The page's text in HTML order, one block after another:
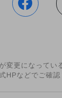
変更になってい
HPなどでご確認